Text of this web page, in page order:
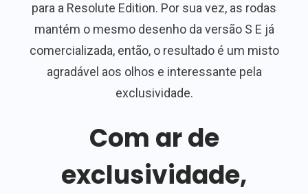
para a Resolute Edition. Por sua vez, as rodas
mantém o mesmo desenho da versão S E já
comercializada, então, o resultado é um misto
agradável aos olhos e interessante pela
exclusividade.
Com ar de
exclusividade,